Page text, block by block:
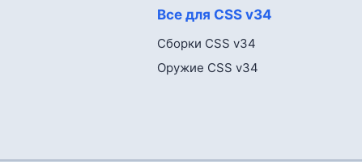
Все для CSS v34
Сборки CSS v34
Оружие CSS v34